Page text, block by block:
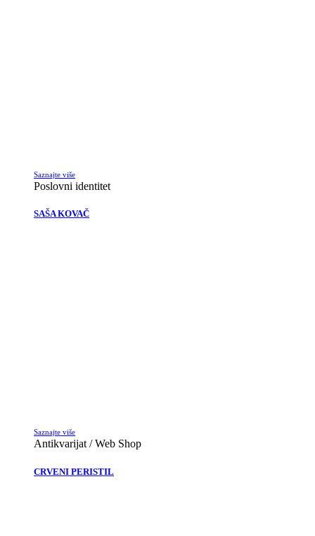
Saznajte više
Poslovni identitet
SAŠA KOVAČ
Saznajte više
Antikvarijat / Web Shop
CRVENI PERISTIL